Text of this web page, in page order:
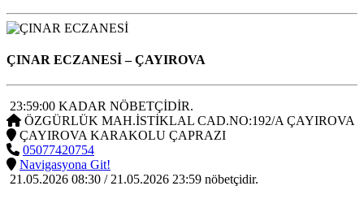
ÇINAR ECZANESİ– ÇAYIROVA
23:59:00 KADAR NÖBETÇİDİR.
ÖZGÜRLÜK MAH.İSTİKLAL CAD.NO:192/A ÇAYIROVA
ÇAYIROVA KARAKOLU ÇAPRAZI
05077420754
Navigasyona Git!
21.05.2026 08:30 / 21.05.2026 23:59 nöbetçidir.